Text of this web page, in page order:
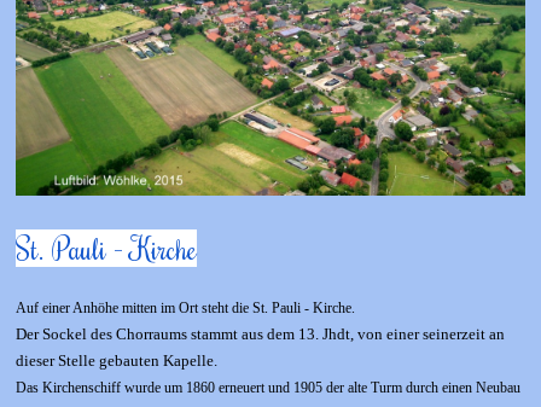
St. Pauli - Kirche
Auf einer Anhöhe mitten im Ort steht die St. Pauli - Kirche.
Der Sockel des Chorraums stammt aus dem 13. Jhdt, von einer seinerzeit an
dieser Stelle gebauten Kapelle.
Das Kirchenschiff wurde um 1860 erneuert und 1905 der alte Turm durch einen Neubau